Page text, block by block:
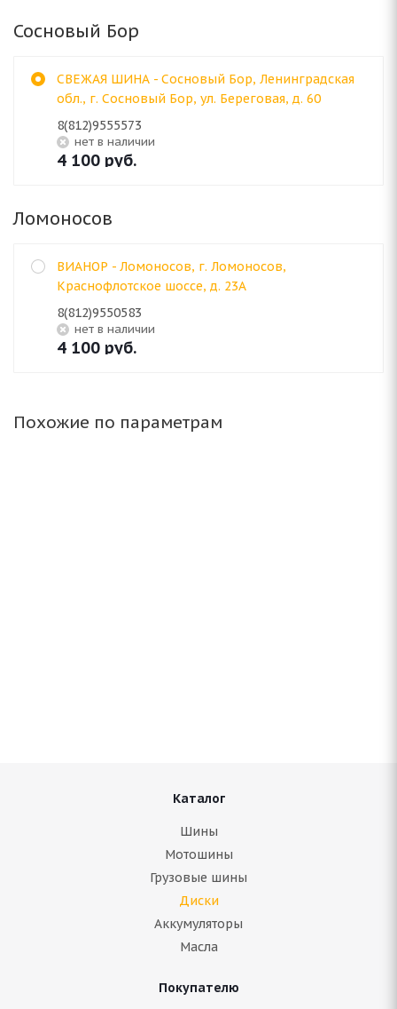
Сосновый Бор
СВЕЖАЯ ШИНА - Сосновый Бор, Ленинградская
обл., г. Сосновый Бор, ул. Береговая, д. 60
8(812)9555573
Нет в наличии
4 100 руб.
Ломоносов
ВИАНОР - Ломоносов, г. Ломоносов,
Краснофлотское шоссе, д. 23А
8(812)9550583
Нет в наличии
4 100 руб.
Похожие по параметрам
Подробнее
Каталог
Шины
Мотошины
Грузовые шины
Диски
Аккумуляторы
Масла
Покупателю